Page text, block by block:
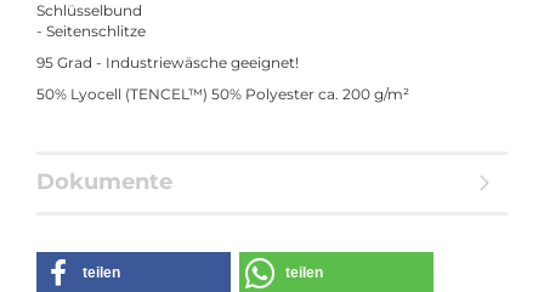
Schlüsselbund
- Seitenschlitze
95 Grad - Industriewäsche geeignet!
50% Lyocell (TENCEL™) 50% Polyester ca. 200 g/m²
Dokumente
teilen teilen